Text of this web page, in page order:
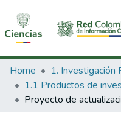
Communities & Collections
All of DSpace
Home